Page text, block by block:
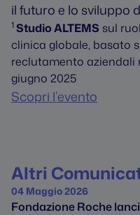
il futuro e lo sviluppo
1Studio ALTEMS sul
clinica globale, basato
reclutamento aziendali
giugno 2025
Scopri l’evento
Altri
04 Maggio 2026
Fondazione Roche